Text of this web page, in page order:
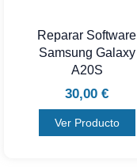
Reparar Software
Samsung Galaxy
A20S
30,00 €
Ver Producto